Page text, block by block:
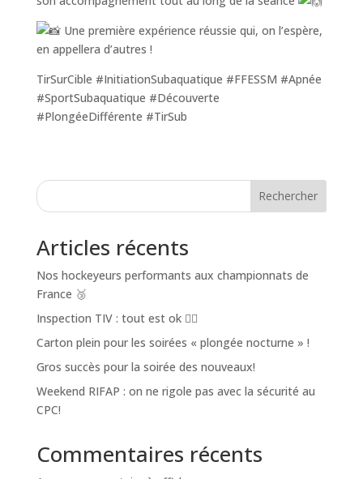
Une première expérience réussie qui, on l’espère,
en appellera d’autres !
TirSurCible #InitiationSubaquatique #FFESSM #Apnée
#SportSubaquatique #Découverte
#PlongéeDifférente #TirSub
Rechercher
Articles récents
Nos hockeyeurs performants aux championnats de
France 🥉
Inspection TIV : tout est ok 👌🏼
Carton plein pour les soirées « plongée nocturne » !
Gros succès pour la soirée des nouveaux!
Weekend RIFAP : on ne rigole pas avec la sécurité au
CPC!
Commentaires récents